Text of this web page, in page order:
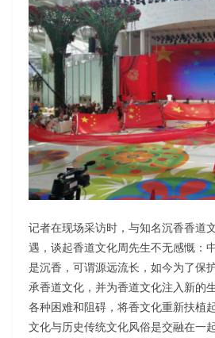
记者在现场采访时，与知名沉香香道
遇，谈起香道文化周先生不无感慨：
是沉香，可谓源远流长，如今为了保
承香道文化，并为香道文化注入新的
各种困难和阻碍，将香文化重新扶植
文化与历史传统文化风俗是交融在一